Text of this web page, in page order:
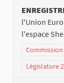
l'Union
l'espace
Législature